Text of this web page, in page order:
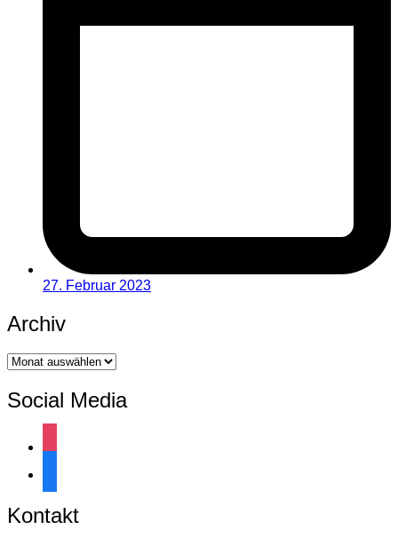
27. Februar 2023
Archiv
Archiv
Social Media
Kontakt